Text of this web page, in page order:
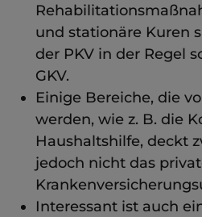
und stationäre Kuren
der PKV in der Regel
GKV.
Einige Bereiche, die
werden, wie z. B. die
Haushaltshilfe, deckt
jedoch nicht das
Interessant ist auch